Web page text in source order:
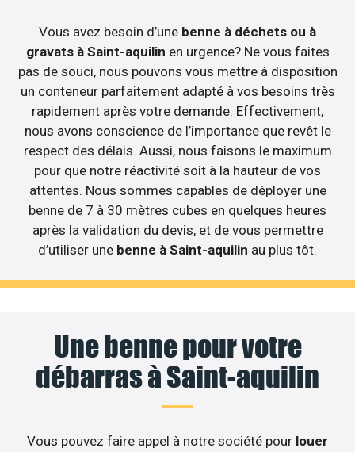
Vous avez besoin d’une benne à déchets ou à
gravats à Saint-aquilin en urgence? Ne vous faites
pas de souci, nous pouvons vous mettre à disposition
un conteneur parfaitement adapté à vos besoins très
rapidement après votre demande. Effectivement,
nous avons conscience de l’importance que revêt le
respect des délais. Aussi, nous faisons le maximum
pour que notre réactivité soit à la hauteur de vos
attentes. Nous sommes capables de déployer une
benne de 7 à 30 mètres cubes en quelques heures
après la validation du devis, et de vous permettre
d’utiliser une benne à Saint-aquilin au plus tôt.
Une benne pour votre
débarras à Saint-aquilin
Vous pouvez faire appel à notre société pour louer